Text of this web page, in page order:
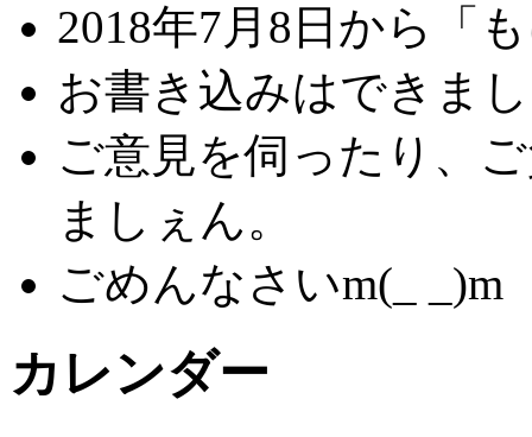
2018年7月8日から「
お書き込みはできま
ご意見を伺ったり、
ましぇん。
ごめんなさいm(_ _)m
カレンダー